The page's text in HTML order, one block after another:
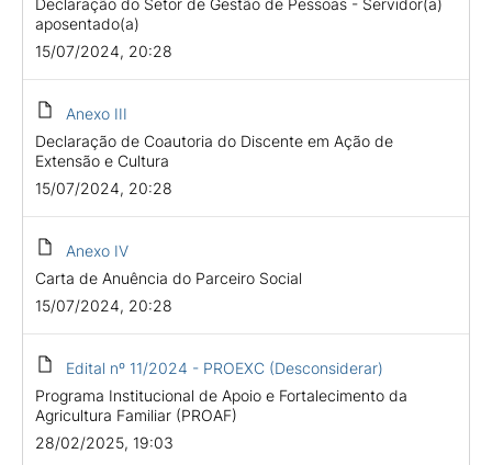
aposentado(a)
15/07/2024, 20:28
Anexo III
Declaração de Coautoria do Discente em Ação de
Extensão e Cultura
15/07/2024, 20:28
Anexo IV
Carta de Anuência do Parceiro Social
15/07/2024, 20:28
Edital nº 11/2024 - PROEXC (Desconsiderar)
Programa Institucional de Apoio e Fortalecimento da
Agricultura Familiar (PROAF)
28/02/2025, 19:03